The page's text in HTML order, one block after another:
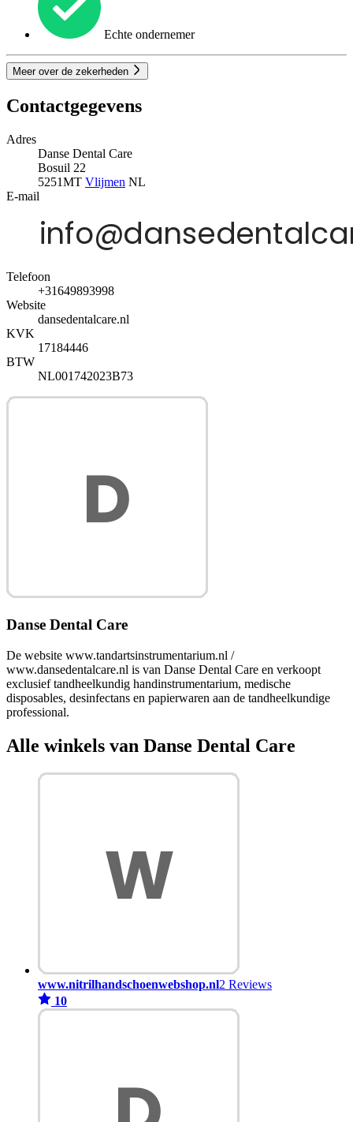
Echte ondernemer
Meer over de zekerheden
Contactgegevens
Adres
Danse Dental Care
Bosuil 22
5251MT Vlijmen NL
E-mail
Telefoon
+31649893998
Website
dansedentalcare.nl
KVK
17184446
BTW
NL001742023B73
Danse Dental Care
De website www.tandartsinstrumentarium.nl /
www.dansedentalcare.nl is van Danse Dental Care en verkoopt
exclusief tandheelkundig handinstrumentarium, medische
disposables, desinfectans en papierwaren aan de tandheelkundige
professional.
Alle winkels van Danse Dental Care
www.nitrilhandschoenwebshop.nl2 Reviews
10